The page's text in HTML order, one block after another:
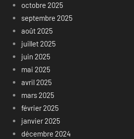
octobre 2025
septembre 2025
août 2025
juillet 2025
juin 2025
mai 2025
avril 2025
mars 2025
février 2025
janvier 2025
décembre 2024